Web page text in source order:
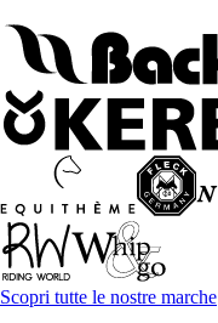
Scopri tutte le nostre marche